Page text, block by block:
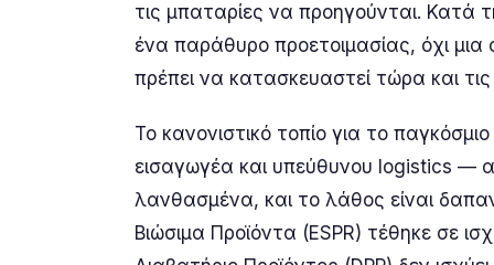
τις μπαταρίες να προηγούνται. Κατά
ένα παράθυρο προετοιμασίας, όχι
πρέπει να κατασκευαστεί τώρα και
Το κανονιστικό τοπίο για το
εισαγωγέα και υπεύθυνου logistics —
λανθασμένα, και το λάθος είναι
Βιώσιμα Προϊόντα (ESPR) τέθηκε σε